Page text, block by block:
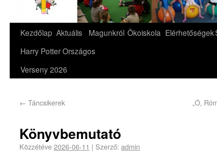
Kezdőlap Aktuális Magunkról Ökoiskola Elérhetőségek
Harry Potter Országos
Verseny 2026
← Táncsikerek „Ó,
Könyvbemutató
Közzétéve2026-06-11 | Szerző: admin